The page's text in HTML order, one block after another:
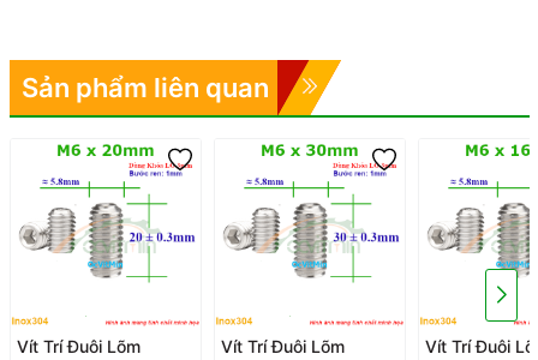
Sản phẩm liên quan
Vít Trí Đuôi Lõm
Vít Trí Đuôi Lõm
Vít Trí Đuôi